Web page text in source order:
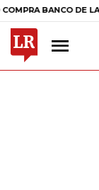
DE LA REPÚBLICA